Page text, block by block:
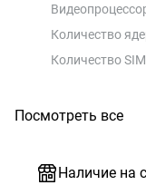
Количество
Количество
Посмотреть все
Наличие на